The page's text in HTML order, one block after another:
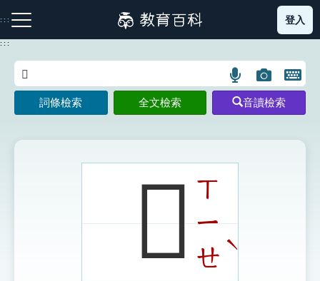
到
主
:::
注音索引圖示 筆畫索引圖示 部首索引表圖示
登入
:::
語
言
搜
示
圖
片
搜
開
鍵
圖
詞條檢索 全文檢索 音讀檢索
𦎈ㄒ
ㄧ
ㄝ
ˋ